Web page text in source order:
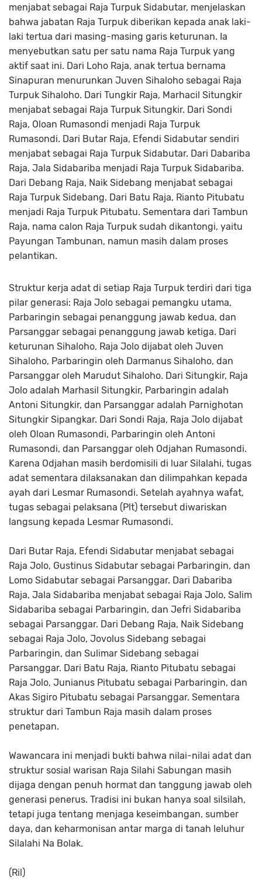
menjabat sebagai Raja Turpuk Sidabutar, menjelaskan
bahwa jabatan Raja Turpuk diberikan kepada anak laki-
laki tertua dari masing-masing garis keturunan. Ia
menyebutkan satu per satu nama Raja Turpuk yang
aktif saat ini. Dari Loho Raja, anak tertua bernama
Sinapuran menurunkan Juven Sihaloho sebagai Raja
Turpuk Sihaloho. Dari Tungkir Raja, Marhacil Situngkir
menjabat sebagai Raja Turpuk Situngkir. Dari Sondi
Raja, Oloan Rumasondi menjadi Raja Turpuk
Rumasondi. Dari Butar Raja, Efendi Sidabutar sendiri
menjabat sebagai Raja Turpuk Sidabutar. Dari Dabariba
Raja, Jala Sidabariba menjadi Raja Turpuk Sidabariba.
Dari Debang Raja, Naik Sidebang menjabat sebagai
Raja Turpuk Sidebang. Dari Batu Raja, Rianto Pitubatu
menjadi Raja Turpuk Pitubatu. Sementara dari Tambun
Raja, nama calon Raja Turpuk sudah dikantongi, yaitu
Payungan Tambunan, namun masih dalam proses
pelantikan.
Struktur kerja adat di setiap Raja Turpuk terdiri dari tiga
pilar generasi: Raja Jolo sebagai pemangku utama,
Parbaringin sebagai penanggung jawab kedua, dan
Parsanggar sebagai penanggung jawab ketiga. Dari
keturunan Sihaloho, Raja Jolo dijabat oleh Juven
Sihaloho, Parbaringin oleh Darmanus Sihaloho, dan
Parsanggar oleh Marudut Sihaloho. Dari Situngkir, Raja
Jolo adalah Marhasil Situngkir, Parbaringin adalah
Antoni Situngkir, dan Parsanggar adalah Parnighotan
Situngkir Sipangkar. Dari Sondi Raja, Raja Jolo dijabat
oleh Oloan Rumasondi, Parbaringin oleh Antoni
Rumasondi, dan Parsanggar oleh Odjahan Rumasondi.
Karena Odjahan masih berdomisili di luar Silalahi, tugas
adat sementara dilaksanakan dan dilimpahkan kepada
ayah dari Lesmar Rumasondi. Setelah ayahnya wafat,
tugas sebagai pelaksana (Plt) tersebut diwariskan
langsung kepada Lesmar Rumasondi.
Dari Butar Raja, Efendi Sidabutar menjabat sebagai
Raja Jolo, Gustinus Sidabutar sebagai Parbaringin, dan
Lomo Sidabutar sebagai Parsanggar. Dari Dabariba
Raja, Jala Sidabariba menjabat sebagai Raja Jolo, Salim
Sidabariba sebagai Parbaringin, dan Jefri Sidabariba
sebagai Parsanggar. Dari Debang Raja, Naik Sidebang
sebagai Raja Jolo, Jovolus Sidebang sebagai
Parbaringin, dan Sulimar Sidebang sebagai
Parsanggar. Dari Batu Raja, Rianto Pitubatu sebagai
Raja Jolo, Junianus Pitubatu sebagai Parbaringin, dan
Akas Sigiro Pitubatu sebagai Parsanggar. Sementara
struktur dari Tambun Raja masih dalam proses
penetapan.
Wawancara ini menjadi bukti bahwa nilai-nilai adat dan
struktur sosial warisan Raja Silahi Sabungan masih
dijaga dengan penuh hormat dan tanggung jawab oleh
generasi penerus. Tradisi ini bukan hanya soal silsilah,
tetapi juga tentang menjaga keseimbangan, sumber
daya, dan keharmonisan antar marga di tanah leluhur
Silalahi Na Bolak.
(Ril)